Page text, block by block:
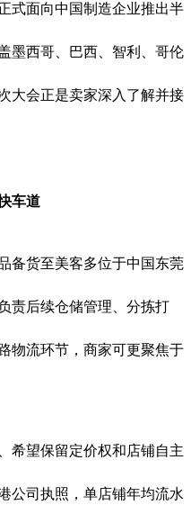
式面向中国制造企业推出半
墨西哥、巴西、智利、哥伦
大会正是卖家深入了解并接
车道
备货至美客多位于中国东莞
责后续仓储管理、分拣打
物流环节，商家可更聚焦于
希望保留定价权和店铺自主
公司执照，单店铺年均流水